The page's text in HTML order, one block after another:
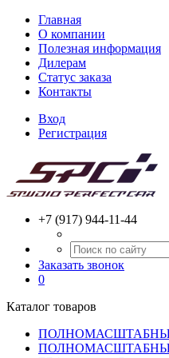
Главная
О компании
Полезная информация
Дилерам
Статус заказа
Контакты
Вход
Регистрация
+7 (917) 944-11-44
Заказать звонок
0
Каталог товаров
ПОЛНОМАСШТАБНЫЕ
ПОЛНОМАСШТАБНЫЕ